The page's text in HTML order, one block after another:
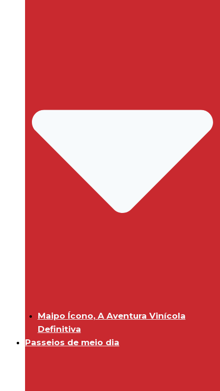
Maipo Ícono, A Aventura Vinícola
Definitiva
Passeios de meio dia